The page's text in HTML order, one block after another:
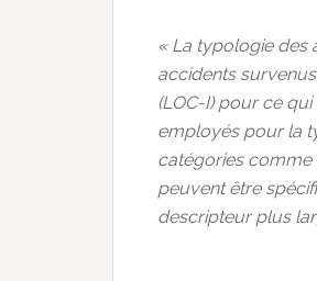
« La typologie des
accidents
(LOC-I) pour ce
employés pour la
catégories comme
peuvent être
descripteur plus